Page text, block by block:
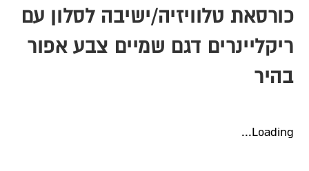
כורסאת טלוויזיה/ישיבה לסלון עם
ריקליינרים דגם שמיים צבע אפור
בהיר
Loading...